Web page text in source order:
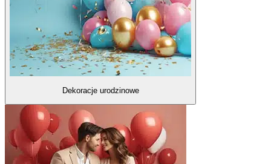
Dekoracje urodzinowe